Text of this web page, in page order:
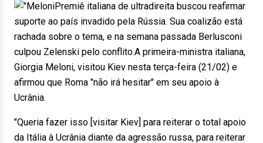
Premiê italiana de ultradireita buscou reafirmar
suporte ao país invadido pela Rússia. Sua coalizão está
rachada sobre o tema, e na semana passada Berlusconi
culpou Zelenski pelo conflito.A primeira-ministra italiana,
Giorgia Meloni, visitou Kiev nesta terça-feira (21/02) e
afirmou que Roma "não irá hesitar" em seu apoio à
Ucrânia.
"Queria fazer isso [visitar Kiev] para reiterar o total apoio
da Itália à Ucrânia diante da agressão russa, para reiterar